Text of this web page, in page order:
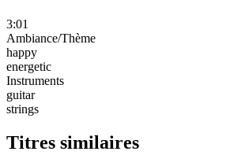
3:01
Ambiance/Thème
happy
energetic
Instruments
guitar
strings
Titres similaires